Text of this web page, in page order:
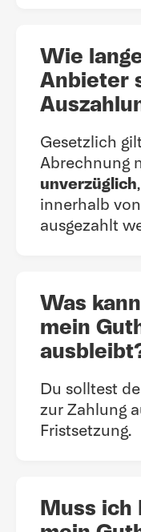
Wie
Anbieter
Gesetzlich
Abrechnung
unverzüglich
innerhalb
ausgezahlt
Was
mein
Du solltest
zur Zahlung
Fristsetzung.
Muss ich